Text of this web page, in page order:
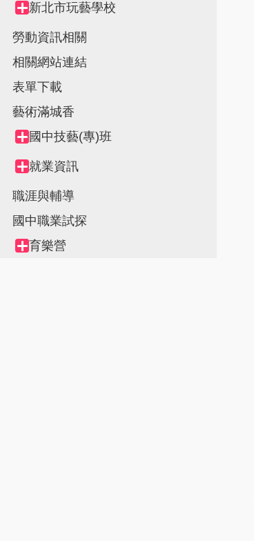
Collapse
node
新北市玩藝學校
勞動資訊相關
相關網站連結
表單下載
藝術滿城香
Collapse
node
國中技藝(專)班
Collapse
node
就業資訊
職涯與輔導
國中職業試探
Collapse
育樂營